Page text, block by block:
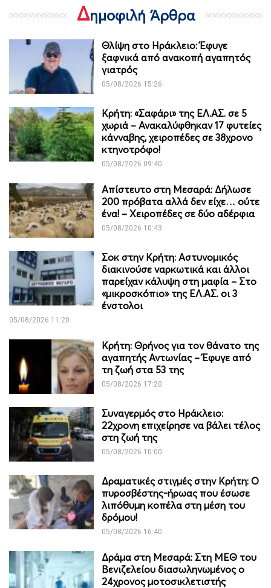
Δημοφιλή Άρθρα
Θλίψη στο Ηράκλειο: Έφυγε
ξαφνικά από ανακοπή αγαπητός
γιατρός
05/08/2026 15:26
Κρήτη: «Σαφάρι» της ΕΛ.ΑΣ. σε 5
χωριά – Ανακαλύφθηκαν 17 φυτείες
κάνναβης, χειροπέδες σε 38χρονο
κτηνοτρόφο!
05/08/2026 09:40
Απίστευτο στη Μεσαρά: Δήλωσε
200 πρόβατα αλλά δεν είχε… ούτε
ένα! – Χειροπέδες σε δύο αδέρφια
05/08/2026 10:43
Σοκ στην Κρήτη: Αστυνομικός
διακινούσε ναρκωτικά και άλλοι
παρείχαν κάλυψη στη μαφία – Στο
«μικροσκόπιο» της ΕΛ.ΑΣ. οι 3
ένστολοι
05/08/2026 11:20
Κρήτη: Θρήνος για τον θάνατο της
αγαπητής Αντωνίας – Έφυγε από
τη ζωή στα 53 της
05/08/2026 17:20
Συναγερμός στο Ηράκλειο:
22χρονη επιχείρησε να βάλει τέλος
στη ζωή της
05/08/2026 10:00
Δραματικές στιγμές στην Κρήτη: Ο
πυροσβέστης-ήρωας που έσωσε
λιπόθυμη κοπέλα στη μέση του
δρόμου!
05/08/2026 16:40
Δράμα στη Μεσαρά: Στη ΜΕΘ του
Βενιζελείου διασωληνωμένος ο
24χρονος μοτοσικλετιστής